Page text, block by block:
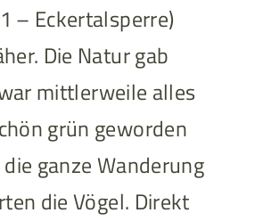
– Eckertalsperre)
Die Natur gab
mittlerweile alles
grün geworden
ganze Wanderung
die Vögel. Direkt